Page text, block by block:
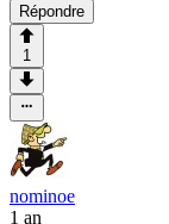
Répondre
1
nominoe
1 an